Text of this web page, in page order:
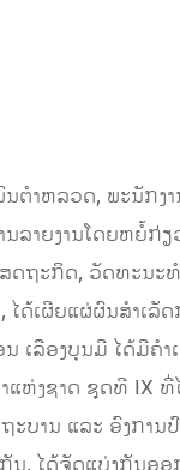
ຕໍາຫລວດ, ພະນັກງ
ນລາຍງານໂດຍຫຍໍ້ກ່
ດຖະກິດ, ວັດທະນະທໍ
ດ້ເຜີຍແຜ່ຜົນສໍາເລັ
ເລືອງບຸນມີ ໄດ້ມີຄໍາ
ແຫ່ງຊາດ ຊຸດທີ IX
ບານ ແລະ ອົງກາ